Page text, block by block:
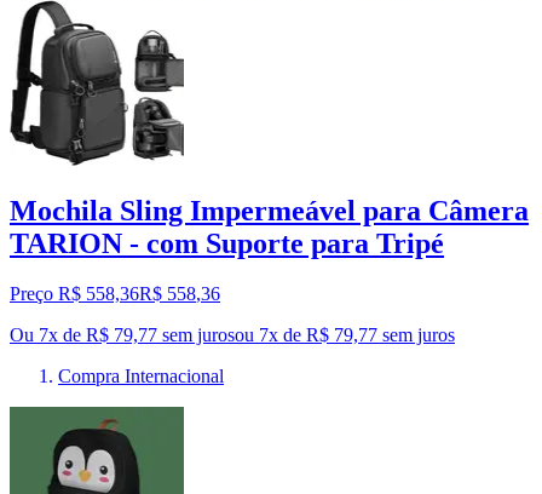
Mochila Sling Impermeável para Câmera
TARION - com Suporte para Tripé
Preço R$ 558,36R$ 558,36
Ou 7x de R$ 79,77 sem jurosou 7x de R$ 79,77 sem juros
Compra Internacional